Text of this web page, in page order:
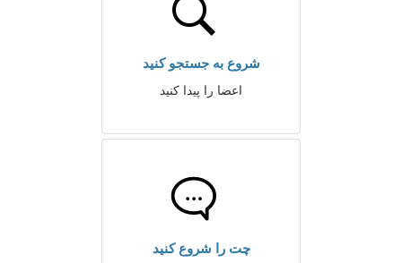
شروع به جستجو کنید
اعضا را پیدا کنید
چت را شروع کنید